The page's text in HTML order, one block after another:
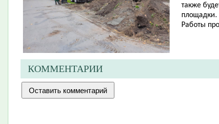
также
площадки.
Работы
КОММЕНТАРИИ